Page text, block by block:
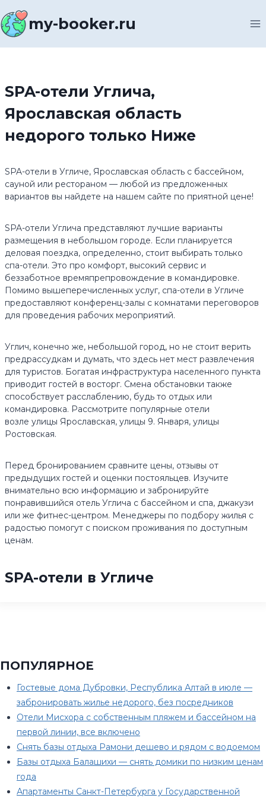
к
содержимомуmy-booker.ru
SPA-отели Углича,
Ярославская область
недорого только Ниже
SPA-отели в Угличе, Ярославская область с бассейном,
сауной или рестораном — любой из предложенных
вариантов вы найдете на нашем сайте по приятной цене!
SPA-отели Углича представляют лучшие варианты
размещения в небольшом городе. Если планируется
деловая поездка, определенно, стоит выбирать только
спа-отели. Это про комфорт, высокий сервис и
беззаботное времяпрепровождение в командировке.
Помимо вышеперечисленных услуг, спа-отели в Угличе
предоставляют конференц-залы с комнатами переговоров
для проведения рабочих мероприятий.
Углич, конечно же, небольшой город, но не стоит верить
предрассудкам и думать, что здесь нет мест развлечения
для туристов. Богатая инфраструктура населенного пункта
приводит гостей в восторг. Смена обстановки также
способствует расслаблению, будь то отдых или
командировка. Рассмотрите популярные отели
возле улицы Ярославская, улицы 9. Января, улицы
Ростовская.
Перед бронированием сравните цены, отзывы от
предыдущих гостей и оценки постояльцев. Изучите
внимательно всю информацию и забронируйте
понравившийся отель Углича с бассейном и спа, джакузи
или же фитнес-центром. Менеджеры по подбору жилья с
радостью помогут с поиском проживания по доступным
ценам.
SPA-отели в Угличе
ПОПУЛЯРНОЕ
Гостевые дома Дубровки, Республика Алтай в июле —
забронировать жилье недорого, без посредников
Отели Мисхора с собственным пляжем и бассейном на
первой линии, все включено
Снять базы отдыха Рамони дешево и рядом с водоемом
Базы отдыха Балашихи — снять домики по низким ценам
года
Апартаменты Санкт-Петербурга у Государственной